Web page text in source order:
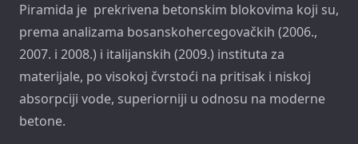
Piramida je prekrivena betonskim blokovima koji su,
prema analizama bosanskohercegovačkih (2006.,
2007. i 2008.) i italijanskih (2009.) instituta za
materijale, po visokoj čvrstoći na pritisak i niskoj
absorpciji vode, superiorniji u odnosu na moderne
betone.